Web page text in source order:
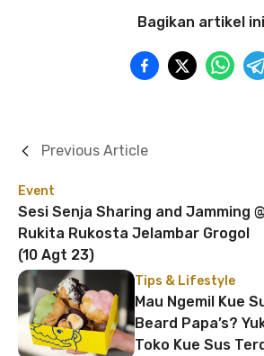
Bagikan artikel ini
Event
Sesi Senja Sharing and Jamming @
Rukita Rukosta Jelambar Grogol
(10 Agt 23)
Previous Article
Tips & Lifestyle
Mau Ngemil Kue
Beard Papa’s?
Toko Kue Sus